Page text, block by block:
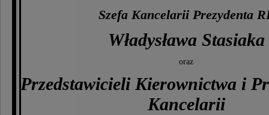
Szefa Kancelarii Prezydenta
Władysława Stasiaka
oraz
Przedstawicieli Kierownictwa i
Kancelarii